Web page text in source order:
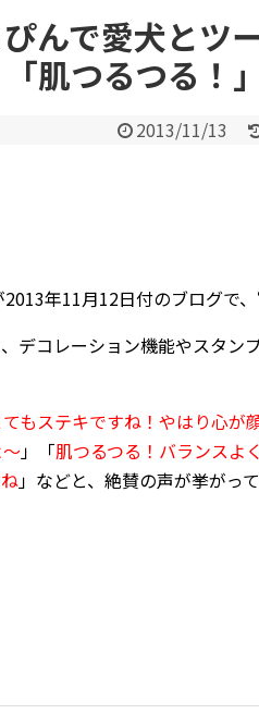
んで愛犬とツ
肌つるつる！
2013/11/13
2013年11月12日付のブログで
デコレーション機能やスタン
もステキですね！やはり心が
」「肌つるつる！バランスよ
」などと、絶賛の声が挙がって